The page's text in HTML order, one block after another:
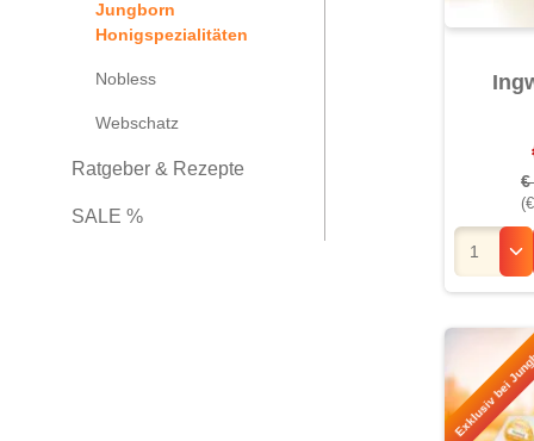
Jungborn
Honigspezialitäten
Nobless
Webschatz
Ratgeber & Rezepte
SALE %
Exklusiv bei